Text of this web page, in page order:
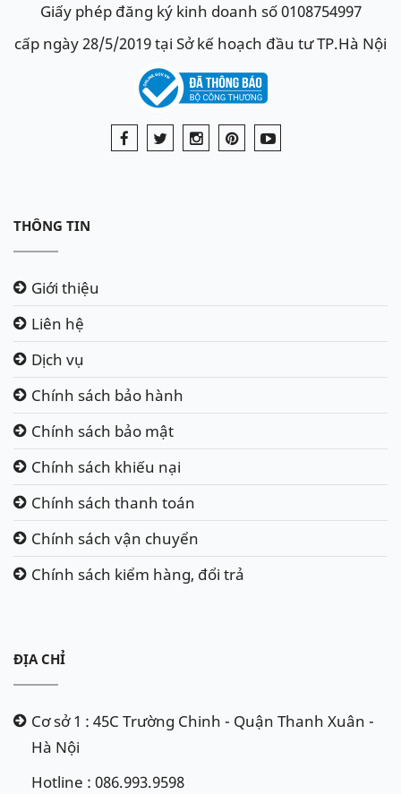
Giấy phép đăng ký kinh doanh số 0108754997
cấp ngày 28/5/2019 tại Sở kế hoạch đầu tư TP.Hà Nội
THÔNG TIN
Giới thiệu
Liên hệ
Dịch vụ
Chính sách bảo hành
Chính sách bảo mật
Chính sách khiếu nại
Chính sách thanh toán
Chính sách vận chuyển
Chính sách kiểm hàng, đổi trả
ĐỊA CHỈ
Cơ sở 1 : 45C Trường Chinh - Quận Thanh Xuân -
Hà Nội
Hotline : 086.993.9598